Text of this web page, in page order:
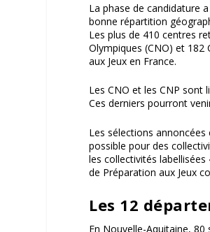
La phase de candidature
bonne répartition
Les plus de 410 centres
Olympiques (CNO) et
aux Jeux en France.
Les CNO et les CNP sont
Ces derniers pourront
Les sélections
possible pour des
les collectivités
de Préparation aux Jeux
Les 12
En Nouvelle-Aquitaine,